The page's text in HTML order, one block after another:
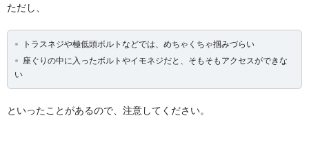
ただし、
トラスネジや極低頭ボルトなどでは、めちゃくちゃ掴みづらい
座ぐりの中に入ったボルトやイモネジだと、そもそもアクセスができな
い
といったことがあるので、注意してください。